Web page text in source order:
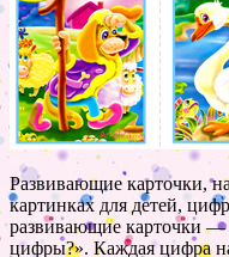
Развивающие карточки,
картинках для детей,
развивающие карточки
цифры?». Каждая цифра